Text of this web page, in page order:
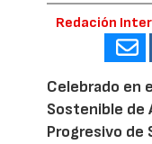
Redación
Celebrado en
Sostenible de
Progresivo de